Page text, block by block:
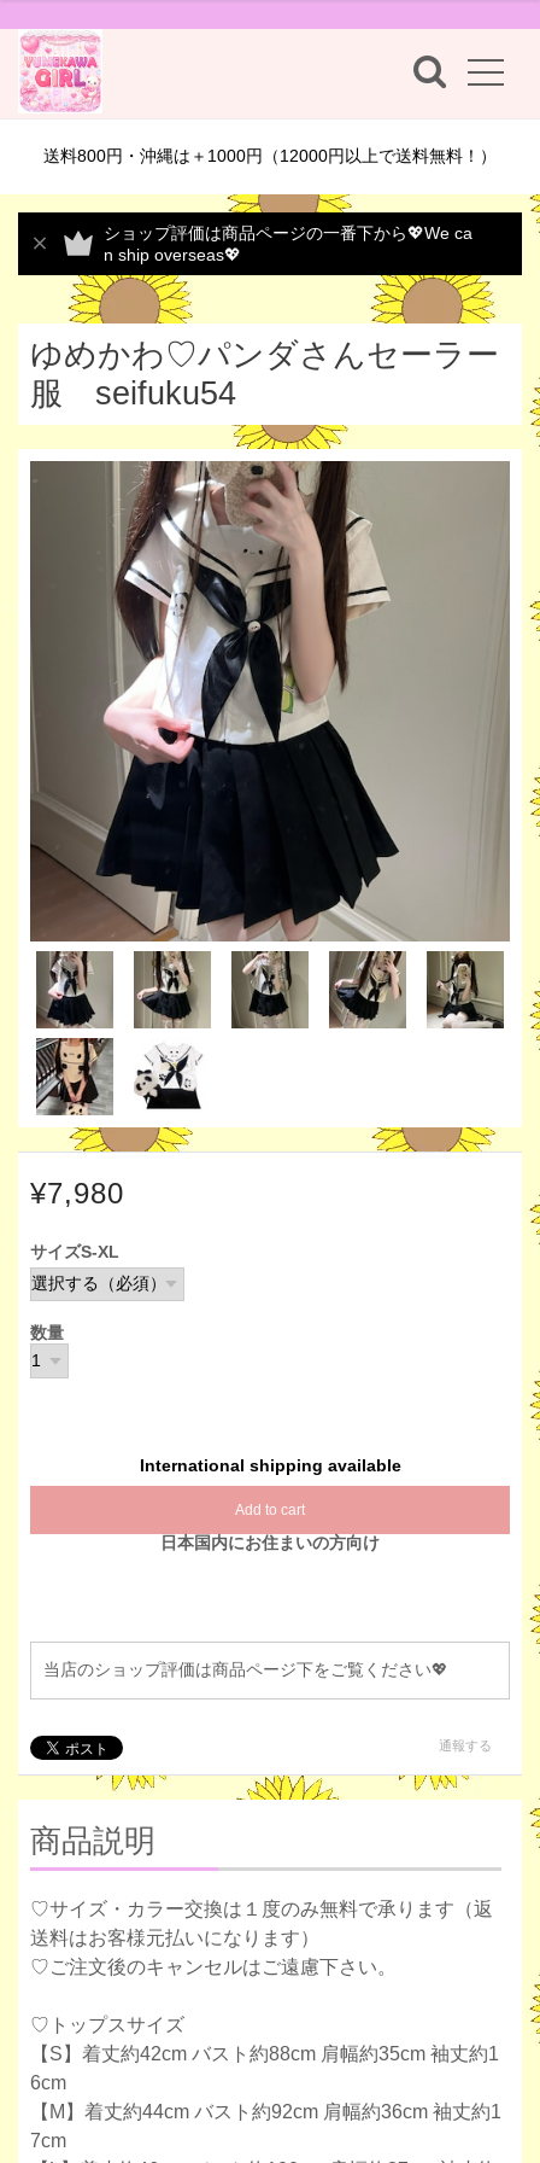
送料800円・沖縄は＋1000円（12000円以上で送料無料！）
ショップ評価は商品ページの一番下から💖We ca
n ship overseas💖
ゆめかわ♡パンダさんセーラー
服 seifuku54
¥7,980
サイズS-XL
数量
International shipping available
Add to cart
日本国内にお住まいの方向け
当店のショップ評価は商品ページ下をご覧ください💖
通報する
商品説明
♡サイズ・カラー交換は１度のみ無料で承ります（返
送料はお客様元払いになります）
♡ご注文後のキャンセルはご遠慮下さい。
♡トップスサイズ
【S】着丈約42cm バスト約88cm 肩幅約35cm 袖丈約1
6cm
【M】着丈約44cm バスト約92cm 肩幅約36cm 袖丈約1
7cm